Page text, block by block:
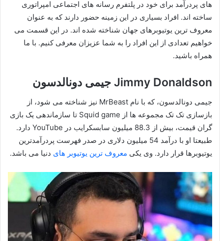
های پردرآمد برای خود در پلتفرم رسانه های اجتماعی امپراتوری
ساخته اند. افراد بسیاری در این زمینه حضور دارند که به عنوان
معروف ترین یوتیوبرهای جهان شناخته شده اند. در این قسمت می
خواهیم تعدادی از این افراد را به شما عزیزان معرفی کنیم. با ما
همراه باشید.
Jimmy Donaldson جیمی دونالدسون
جیمی دونالدسون، که با نام MrBeast نیز شناخته می شود، از
بازسازی تک تک مجموعه ها از Squid game تا سازماندهی یک بازی
گران قیمت، بیش از 88.3 میلیون سابسکرایب در YouTube دارد.
طبیعتا او با درآمد 54 میلیون دلاری در صدر فهرست پردرآمدترین
یوتیوبرها قرار دارد. وی یکی معروف ترین یوتیوبر های دنیا می باشد.